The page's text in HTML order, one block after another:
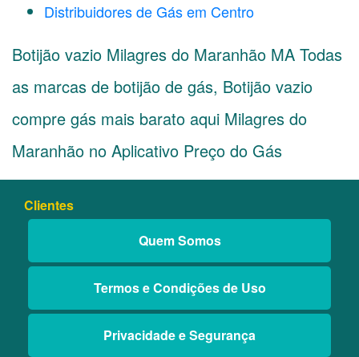
Distribuidores de Gás em Centro
Botijão vazio Milagres do Maranhão MA Todas
as marcas de botijão de gás, Botijão vazio
compre gás mais barato aqui Milagres do
Maranhão no Aplicativo Preço do Gás
Clientes
Quem Somos
Termos e Condições de Uso
Privacidade e Segurança